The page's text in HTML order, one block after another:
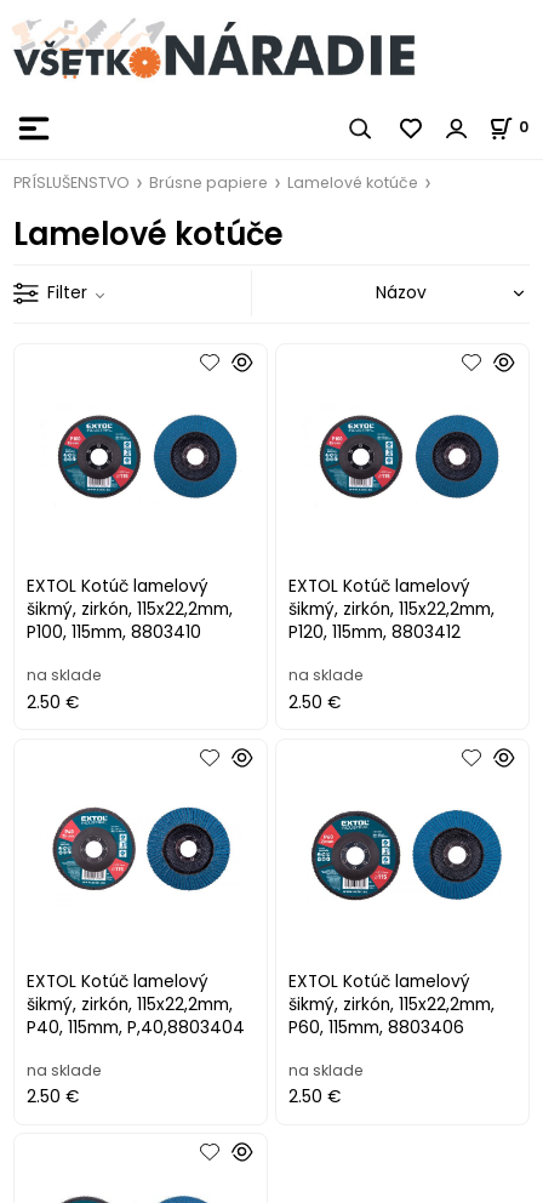
0
PRÍSLUŠENSTVO Brúsne papiere Lamelové kotúče
Lamelové kotúče
Filter
EXTOL Kotúč lamelový
šikmý, zirkón, 115x22,2mm,
P100, 115mm, 8803410
na sklade
2.50 €
EXTOL Kotúč lamelový
šikmý, zirkón, 115x22,2mm,
P120, 115mm, 8803412
na sklade
2.50 €
EXTOL Kotúč lamelový
šikmý, zirkón, 115x22,2mm,
P40, 115mm, P,40,8803404
na sklade
2.50 €
EXTOL Kotúč lamelový
šikmý, zirkón, 115x22,2mm,
P60, 115mm, 8803406
na sklade
2.50 €